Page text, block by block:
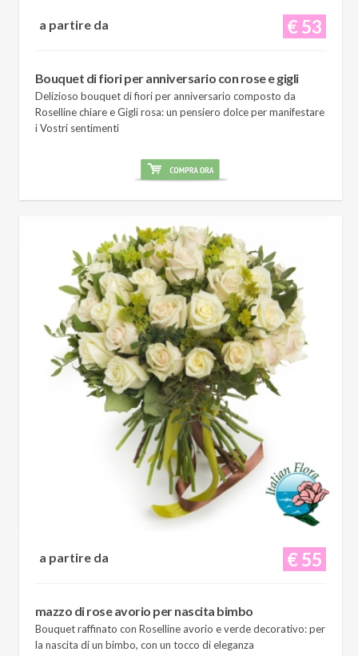
€ 53
a partire da
Bouquet di fiori per anniversario con rose e gigli
Delizioso bouquet di fiori per anniversario composto da
Roselline chiare e Gigli rosa: un pensiero dolce per manifestare
i Vostri sentimenti
€ 55
a partire da
mazzo di rose avorio per nascita bimbo
Bouquet raffinato con Roselline avorio e verde decorativo: per
la nascita di un bimbo, con un tocco di eleganza